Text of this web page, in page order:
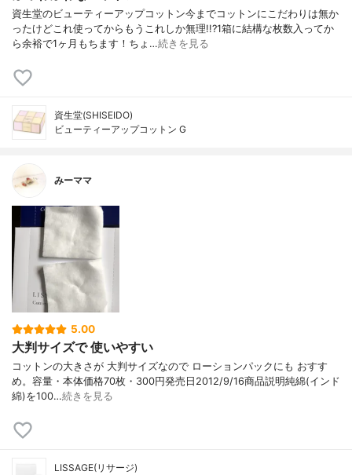
資生堂のビューティーアップコットン今までコットンにこだわりは無か
ったけどこれ使ってからもうこれしか無理!!?1箱に結構な枚数入ってか
ら余裕で1ヶ月もちます！ちょ…続きを見る
資生堂(SHISEIDO)
ビューティーアップコットン G
みーママ
5.00
大判サイズで 使いやすい
コットンの大きさが 大判サイズなので ローションパックにも おすす
め。容量・本体価格70枚・300円発売日2012/9/16商品説明純綿(インド
綿)を100…続きを見る
LISSAGE(リサージ)